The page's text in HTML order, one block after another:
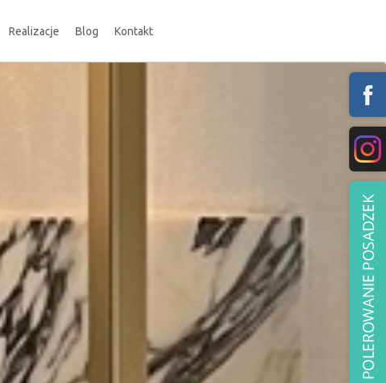
Realizacje Blog Kontakt